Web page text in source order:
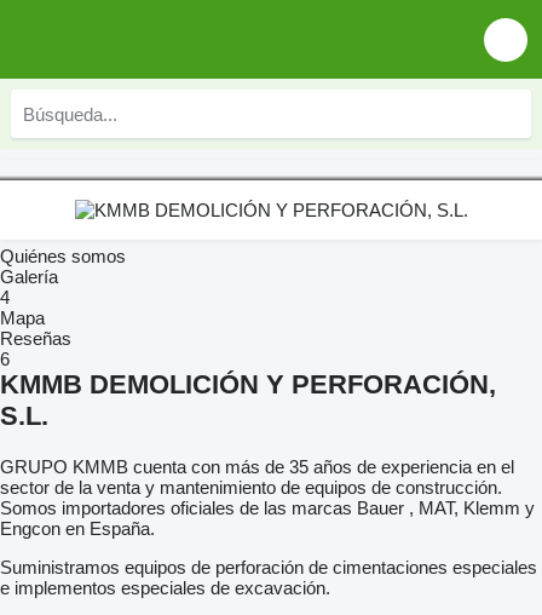
Quiénes somos
Galería
4
Mapa
Reseñas
6
KMMB DEMOLICIÓN Y PERFORACIÓN,
S.L.
GRUPO KMMB cuenta con más de 35 años de experiencia en el
sector de la venta y mantenimiento de equipos de construcción.
Somos importadores oficiales de las marcas Bauer , MAT, Klemm y
Engcon en España.
Suministramos equipos de perforación de cimentaciones especiales
e implementos especiales de excavación.